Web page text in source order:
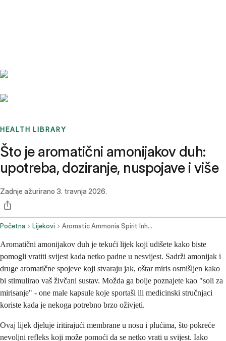
HEALTH LIBRARY
Što je aromatični amonijakov duh:
upotreba, doziranje, nuspojave i više
Zadnje ažurirano 3. travnja 2026.
Početna Lijekovi Aromatic Ammonia Spirit Inhalation Route
Aromatični amonijakov duh je tekući lijek koji udišete kako biste
pomogli vratiti svijest kada netko padne u nesvijest. Sadrži amonijak i
druge aromatične spojeve koji stvaraju jak, oštar miris osmišljen kako
bi stimulirao vaš živčani sustav. Možda ga bolje poznajete kao "soli za
mirisanje" - one male kapsule koje sportaši ili medicinski stručnjaci
koriste kada je nekoga potrebno brzo oživjeti.
Ovaj lijek djeluje iritirajući membrane u nosu i plućima, što pokreće
nevoljni refleks koji može pomoći da se netko vrati u svijest. Iako